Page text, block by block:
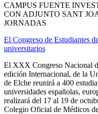
CAMPUS FUENTE
CON ADJUNTO SANT
JORNADAS
El Congreso de Estudiantes
universitarios
El XXX Congreso Nacional
edición Internacional, de la
de Elche reunirá a 400
universidades españolas,
realizará del 17 al 19 de
Colegio Oficial de Médicos